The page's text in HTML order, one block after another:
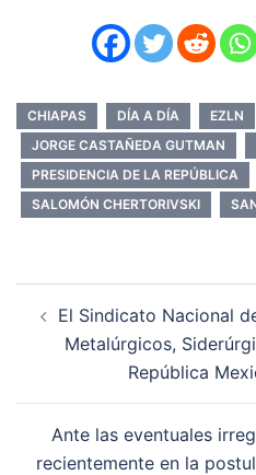
CHIAPAS DÍA A DÍA
EZLN
JORGE CASTAÑEDA GUTMAN
PRESIDENCIA DE LA REPÚBLICA
SALOMÓN CHERTORIVSKI
de
entradas
El Sindicato Nacional
Metalúrgicos,
República
Ante las eventuales
recientemente en la